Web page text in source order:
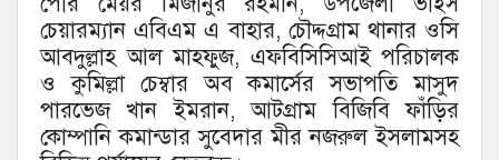
চেয়ারম্যান এবিএম এ বাহার, চৌদ্দগ্রাম থানার ওসি
আবদুল্লাহ আল মাহফুজ, এফবিসিসিআই পরিচালক
ও কুমিল্লা চেম্বার অব কমার্সের সভাপতি মাসুদ
পারভেজ খান ইমরান, আটগ্রাম বিজিবি ফাঁড়ির
কোম্পানি কমান্ডার সুবেদার মীর নজরুল ইসলামসহ